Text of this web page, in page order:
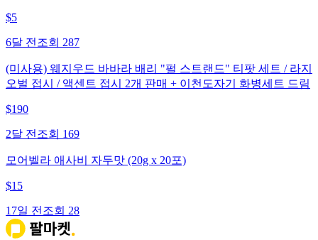
$5
6달 전 조회 287
(미사용) 웨지우드 바바라 배리 "펄 스트랜드" 티팟 세트 / 라지
오벌 접시 / 액센트 접시 2개 판매 + 이천도자기 화병세트 드림
$190
2달 전 조회 169
모어벨라 애사비 자두맛 (20g x 20포)
$15
17일 전 조회 28